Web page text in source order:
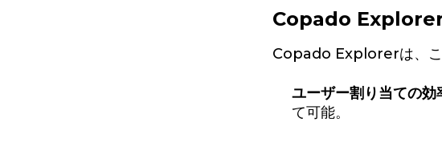
Copado
Copado Explorerは、こ
ユーザー割り当ての効
て可能。